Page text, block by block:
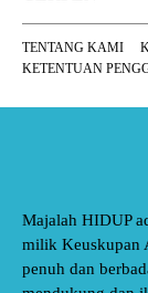
TENTANG KAMI
KETENTUAN
Majalah HIDUP
milik Keuskupan
penuh dan